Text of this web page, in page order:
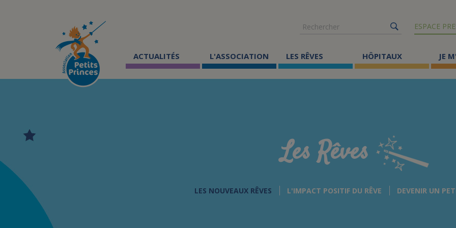
Rechercher
ESPACE
ACTUALITÉS L'ASSOCIATION LES RÊVES HÔPITAUX JE
Les Rêves
LES NOUVEAUX RÊVES L'IMPACT POSITIF DU RÊVE DEVENIR UN